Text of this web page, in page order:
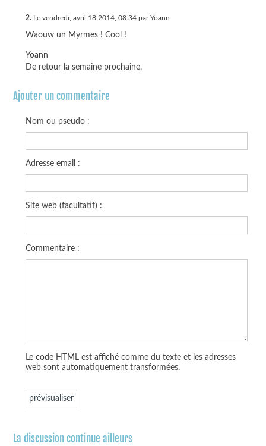
2.Le vendredi, avril 18 2014, 08:34 par Yoann
Waouw un Myrmes ! Cool !
Yoann
De retour la semaine prochaine.
Ajouter un commentaire
Nom ou pseudo :
Adresse email :
Site web (facultatif) :
Commentaire :
Le code HTML est affiché comme du texte et les adresses
web sont automatiquement transformées.
La discussion continue ailleurs